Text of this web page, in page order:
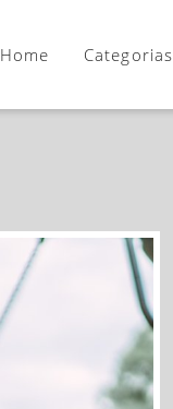
Home Categorias